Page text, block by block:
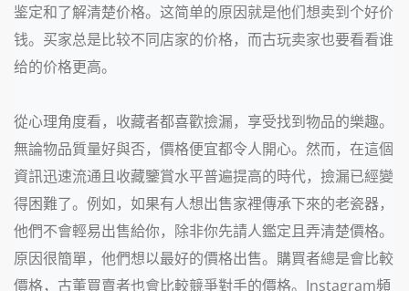
鉴定和了解清楚价格。这简单的原因就是他们想卖到个好价
钱。买家总是比较不同店家的价格，而古玩卖家也要看看谁
给的价格更高。
從心理角度看，收藏者都喜歡撿漏，享受找到物品的樂趣。
無論物品質量好與否，價格便宜都令人開心。然而，在這個
資訊迅速流通且收藏鑒賞水平普遍提高的時代，撿漏已經變
得困難了。例如，如果有人想出售家裡傳承下來的老瓷器，
他們不會輕易出售給你，除非你先請人鑑定且弄清楚價格。
原因很簡單，他們想以最好的價格出售。購買者總是會比較
價格，古董買賣者也會比較競爭對手的價格。Instagram頻